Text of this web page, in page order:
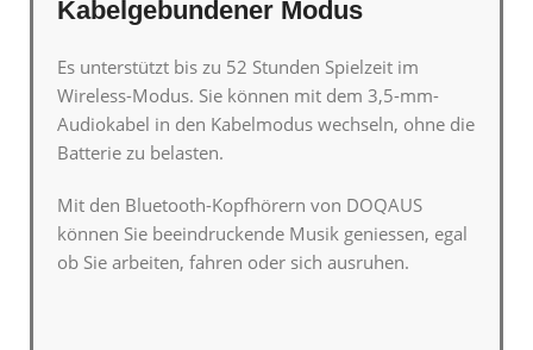
Kabelgebundener Modus
Es unterstützt bis zu 52 Stunden Spielzeit im
Wireless-Modus. Sie können mit dem 3,5-mm-
Audiokabel in den Kabelmodus wechseln, ohne die
Batterie zu belasten.
Mit den Bluetooth-Kopfhörern von DOQAUS
können Sie beeindruckende Musik geniessen, egal
ob Sie arbeiten, fahren oder sich ausruhen.